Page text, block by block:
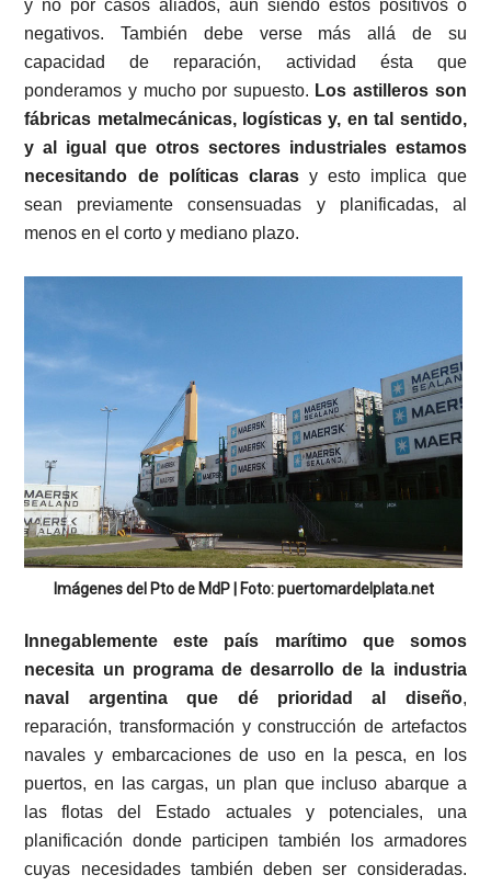
y no por casos aliados, aun siendo estos positivos o
negativos. También debe verse más allá de su
capacidad de reparación, actividad ésta que
ponderamos y mucho por supuesto. Los astilleros son
fábricas metalmecánicas, logísticas y, en tal sentido,
y al igual que otros sectores industriales estamos
necesitando de políticas clarasy esto implica que
sean previamente consensuadas y planificadas, al
menos en el corto y mediano plazo.
Imágenes del Pto de MdP | Foto: puertomardelplata.net
Innegablemente este país marítimo que somos
necesita un programa de desarrollo de la industria
naval argentina que dé prioridad al diseño,
reparación, transformación y construcción de artefactos
navales y embarcaciones de uso en la pesca, en los
puertos, en las cargas, un plan que incluso abarque a
las flotas del Estado actuales y potenciales, una
planificación donde participen también los armadores
cuyas necesidades también deben ser consideradas.